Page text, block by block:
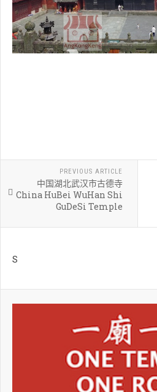
PREVIOUS ARTICLE
中国湖北武汉市古德寺
China HuBei WuHan Shi
GuDeSi Temple
S